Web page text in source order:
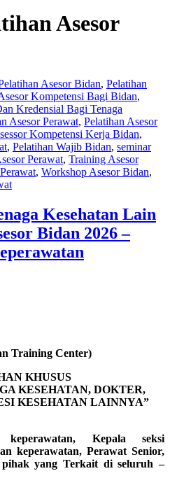
Asesor
Asesor Bidan, Pelatihan
Kompetensi Bagi Bidan,
Kredensial Bagi Tenaga
Asesor Perawat, Pelatihan Asesor
Kompetensi Kerja Bidan,
, Pelatihan Wajib Bidan, seminar
Perawat, Training Asesor
, Workshop Asesor Bidan,
Kesehatan Lain
Bidan 2026 –
Training Center)
KHUSUS
KESEHATAN, DOKTER,
KESEHATAN LAINNYA”
Kepala seksi
keperawatan, Perawat Senior,
yang Terkait di seluruh –